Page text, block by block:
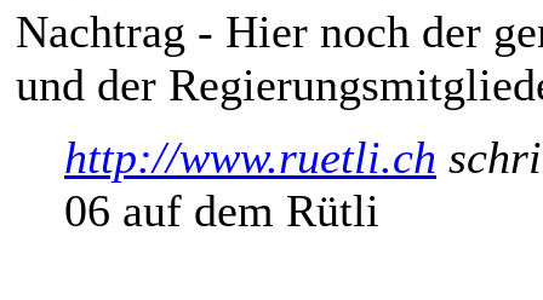
Nachtrag - Hier noch der
und der
http://www.ruetli.ch
06 auf dem Rütli